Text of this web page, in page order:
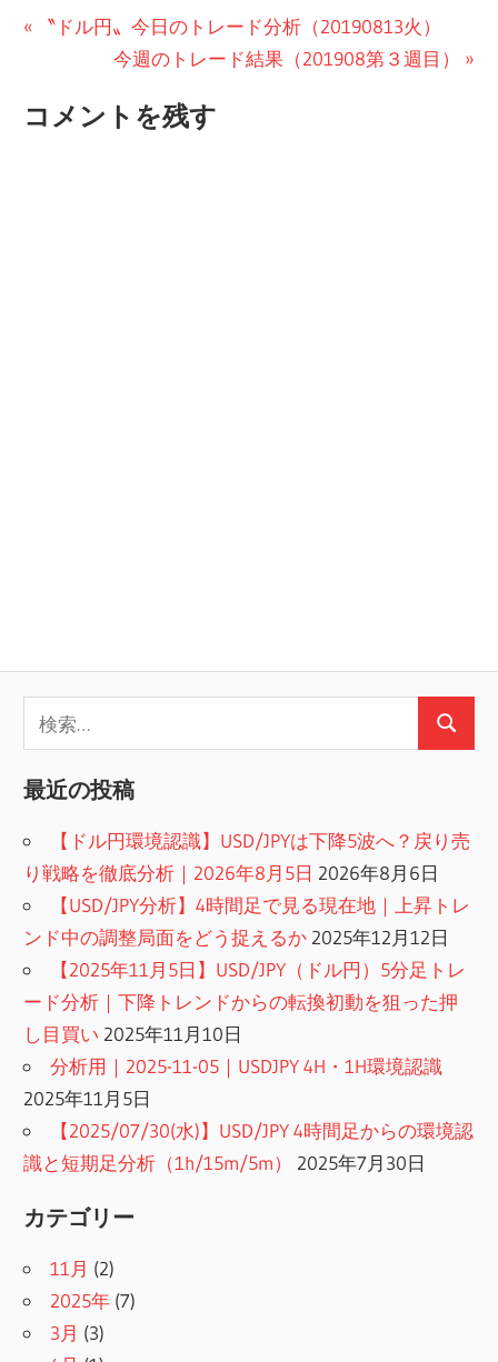
投
ナ
前
稿:
〝ドル円〟今日のトレード分析（20190813火）
次
投
今週のトレード結果（201908第３週目）
コメントを残す
索:
検
最近の投稿
【ドル円環境認識】USD/JPYは下降5波へ？戻り売
り戦略を徹底分析｜2026年8月5日 2026年8月6日
【USD/JPY分析】4時間足で見る現在地｜上昇トレ
ンド中の調整局面をどう捉えるか 2025年12月12日
【2025年11月5日】USD/JPY（ドル円）5分足トレ
ード分析｜下降トレンドからの転換初動を狙った押
し目買い 2025年11月10日
分析用｜2025-11-05｜USDJPY 4H・1H環境認識
2025年11月5日
【2025/07/30(水)】USD/JPY 4時間足からの環境認
識と短期足分析（1h/15m/5m）
2025年7月30日
カテゴリー
11月 (2)
2025年 (7)
3月 (3)